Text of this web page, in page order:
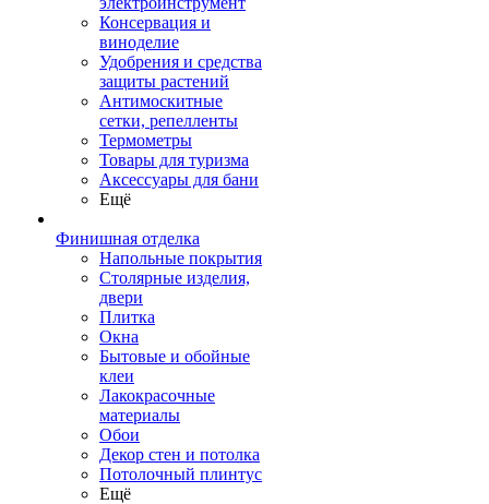
Консервация и
виноделие
Удобрения и средства
защиты растений
Антимоскитные
сетки, репелленты
Термометры
Товары для туризма
Аксессуары для бани
Ещё
Финишная отделка
Напольные покрытия
Столярные изделия,
двери
Плитка
Окна
Бытовые и обойные
клеи
Лакокрасочные
материалы
Обои
Декор стен и потолка
Потолочный плинтус
Ещё